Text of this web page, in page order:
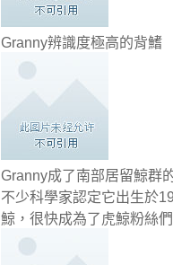
Granny辨識度極高的背鰭
Granny成了南部居留鯨群
不少科學家認定它出生於
鯨，很快成為了虎鯨粉絲